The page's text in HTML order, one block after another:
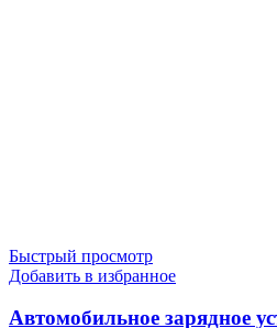
Быстрый просмотр
Добавить в избранное
Автомобильное зарядное